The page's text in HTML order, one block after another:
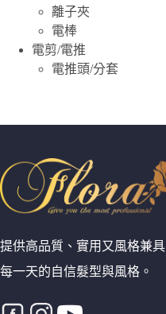
離子夾
電棒
電剪/電推
電推頭/分套
提供高品質、實用又風格兼
每一天的自信髮型與風格。